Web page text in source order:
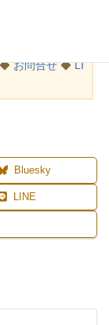
◆お問合せ ◆LI
Bluesky
LINE